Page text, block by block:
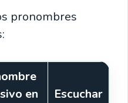
pronombres
en
Escuchar